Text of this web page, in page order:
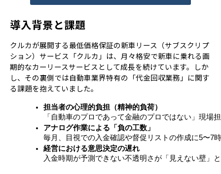
導入背景と課題
クルカが展開する最低価格保証の新車リース（サブスクリプ
ション）サービス「クルカ」は、月々格安で新車に乗れる画
期的なカーリースサービスとして成長を続けています。しか
し、その裏側では自動車業界特有の「代金回収業務」に関す
る課題を抱えていました。
担当者の心理的負担（精神的負荷）
「自動車のプロであって金融のプロではない」現
アナログ作業による「負の工数」
毎月、目視での入金確認や督促リストの作成に5〜7
経営における意思決定の遅れ
入金時期が予測できない不透明さが「見えない壁」